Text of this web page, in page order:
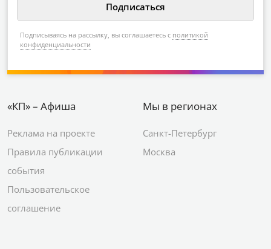
Подписываясь на рассылку, вы соглашаетесь с политикой
конфиденциальности
«КП» – Афиша
Реклама на проекте
Правила публикации
события
Пользовательское
соглашение
Мы в регионах
Санкт-Петербург
Москва